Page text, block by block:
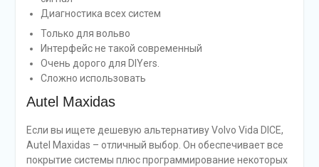
Диагностика всех систем
Только для вольво
Интерфейс не такой современный
Очень дорого для DIYers.
Сложно использовать
Autel Maxidas
Если вы ищете дешевую альтернативу Volvo Vida DICE,
Autel Maxidas – отличный выбор. Он обеспечивает все
покрытие системы плюс программирование некоторых